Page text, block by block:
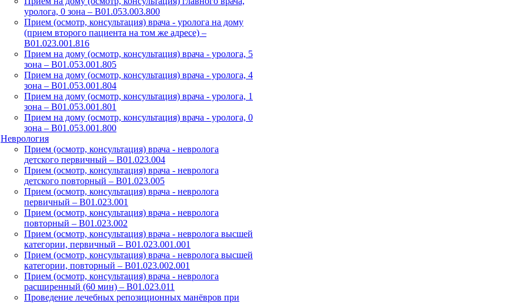
уролога, 0 зона – B01.053.003.800
Прием (осмотр, консультация) врача - уролога на дому
(прием второго пациента на том же адресе) –
B01.023.001.816
Прием на дому (осмотр, консультация) врача - уролога, 5
зона – B01.053.001.805
Прием на дому (осмотр, консультация) врача - уролога, 4
зона – B01.053.001.804
Прием на дому (осмотр, консультация) врача - уролога, 1
зона – B01.053.001.801
Прием на дому (осмотр, консультация) врача - уролога, 0
зона – B01.053.001.800
Неврология
Прием (осмотр, консультация) врача - невролога
детского первичный – B01.023.004
Прием (осмотр, консультация) врача - невролога
детского повторный – B01.023.005
Прием (осмотр, консультация) врача - невролога
первичный – B01.023.001
Прием (осмотр, консультация) врача - невролога
повторный – B01.023.002
Прием (осмотр, консультация) врача - невролога высшей
категории, первичный – B01.023.001.001
Прием (осмотр, консультация) врача - невролога высшей
категории, повторный – B01.023.002.001
Прием (осмотр, консультация) врача - невролога
расширенный (60 мин) – B01.023.011
Проведение лечебных репозиционных манёвров при